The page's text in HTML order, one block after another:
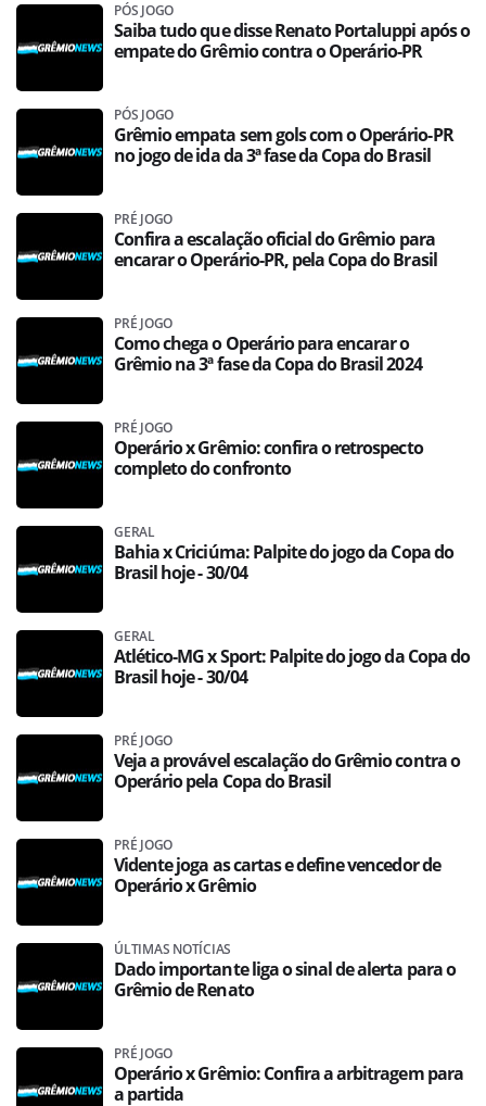
PÓS JOGO
Saiba tudo que disse Renato Portaluppi após o
empate do Grêmio contra o Operário-PR
PÓS JOGO
Grêmio empata sem gols com o Operário-PR
no jogo de ida da 3ª fase da Copa do Brasil
PRÉ JOGO
Confira a escalação oficial do Grêmio para
encarar o Operário-PR, pela Copa do Brasil
PRÉ JOGO
Como chega o Operário para encarar o
Grêmio na 3ª fase da Copa do Brasil 2024
PRÉ JOGO
Operário x Grêmio: confira o retrospecto
completo do confronto
GERAL
Bahia x Criciúma: Palpite do jogo da Copa do
Brasil hoje - 30/04
GERAL
Atlético-MG x Sport: Palpite do jogo da Copa do
Brasil hoje - 30/04
PRÉ JOGO
Veja a provável escalação do Grêmio contra o
Operário pela Copa do Brasil
PRÉ JOGO
Vidente joga as cartas e define vencedor de
Operário x Grêmio
ÚLTIMAS NOTÍCIAS
Dado importante liga o sinal de alerta para o
Grêmio de Renato
PRÉ JOGO
Operário x Grêmio: Confira a arbitragem para
a partida